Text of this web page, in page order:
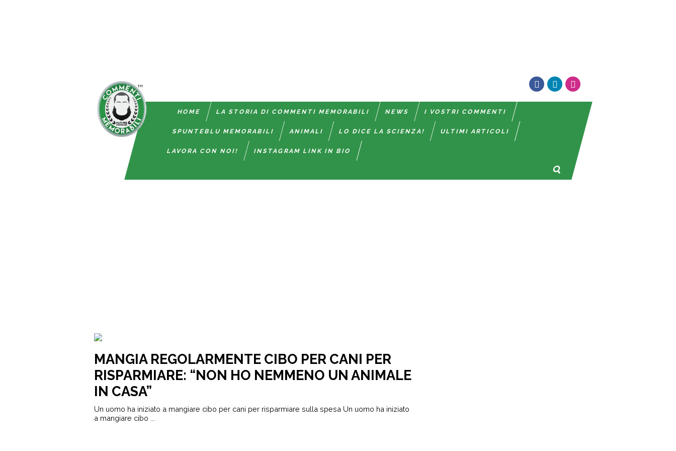
HOME LA STORIA DI COMMENTI MEMORABILI NEWS I VOSTRI COMMENTI
SPUNTEBLU MEMORABILI ANIMALI LO DICE LA SCIENZA! ULTIMI ARTICOLI
LAVORA CON NOI! INSTAGRAM LINK IN BIO
MANGIA REGOLARMENTE CIBO PER CANI PER
RISPARMIARE: “NON HO NEMMENO UN ANIMALE
IN CASA”
Un uomo ha iniziato a mangiare cibo per cani per risparmiare sulla spesa Un uomo ha iniziato
a mangiare cibo ...